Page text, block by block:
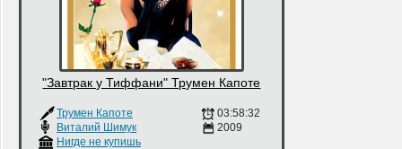
"Завтрак у Тиффани" Трумен Капоте
Трумен Капоте
Виталий Шимук
Нигде не купишь
03:58:32
2009